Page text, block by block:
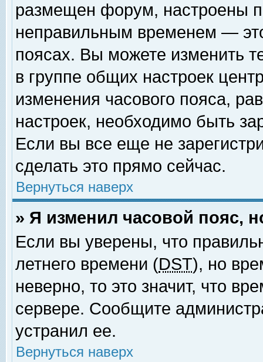
размещен форум, настроены
неправильным временем —
поясах. Вы можете изменить
в группе общих настроек
изменения часового пояса,
настроек, необходимо быть
Если вы все еще не
сделать это прямо сейчас.
Вернуться наверх
» Я изменил часовой пояс,
Если вы уверены, что
летнего времени (DST), но
неверно, то это значит, что
сервере. Сообщите
устранил ее.
Вернуться наверх